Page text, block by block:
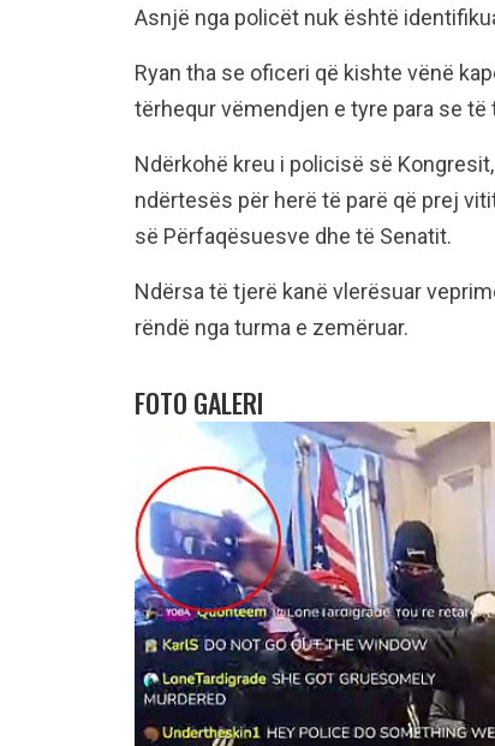
Asnjë nga policët nuk është
Ryan tha se oficeri që kishte vënë
tërhequr vëmendjen e tyre para se
Ndërkohë kreu i policisë së
ndërtesës për herë të parë që prej
së Përfaqësuesve dhe të Senatit.
Ndërsa të tjerë kanë vlerësuar
rëndë nga turma e zemëruar.
FOTO GALERI